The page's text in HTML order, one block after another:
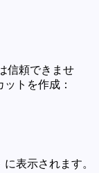
信頼できませ
トを作成：
に表示されます。